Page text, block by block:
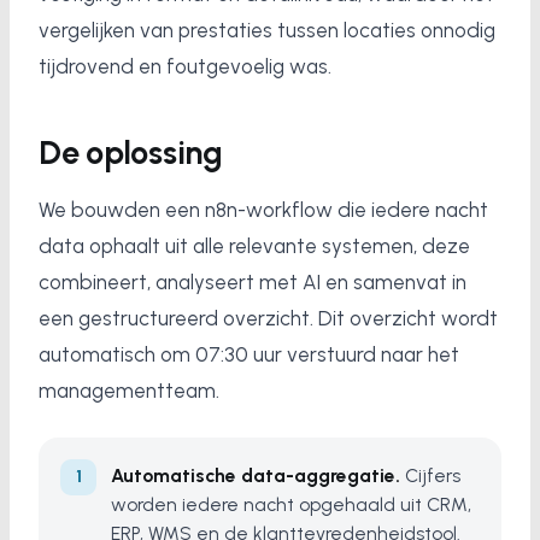
vergelijken van prestaties tussen locaties onnodig
tijdrovend en foutgevoelig was.
De oplossing
We bouwden een n8n-workflow die iedere nacht
data ophaalt uit alle relevante systemen, deze
combineert, analyseert met AI en samenvat in
een gestructureerd overzicht. Dit overzicht wordt
automatisch om 07:30 uur verstuurd naar het
managementteam.
Automatische data-aggregatie. Cijfers
worden iedere nacht opgehaald uit CRM,
ERP, WMS en de klanttevredenheidstool.